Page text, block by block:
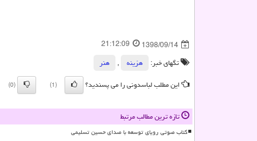
1398/09/14
21:12:09
تگهای خبر:
هزینه ,
هنر
این مطلب لباسدونی را می پسندید؟
(1)
(0)
تازه ترین مطالب مرتبط
کتاب صوتی رویای توسعه با صدای حسین تسلیمی